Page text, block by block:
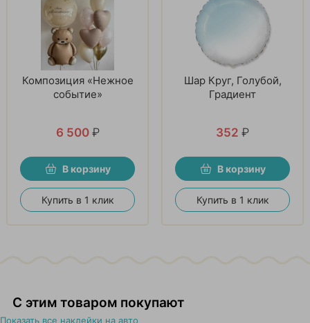
Композиция «Нежное
событие»
6 500 ₽
В корзину
Купить в 1 клик
Шар Круг, Голубой,
Градиент
352 ₽
В корзину
Купить в 1 клик
С этим товаром покупают
Показать все наклейки на авто